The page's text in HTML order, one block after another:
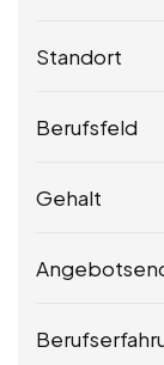
Standort
Berufsfeld
Gehalt